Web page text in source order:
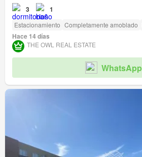
3 1
Estacionamiento Completamente amoblado
Hace 14 días
THE OWL REAL ESTATE
WhatsApp